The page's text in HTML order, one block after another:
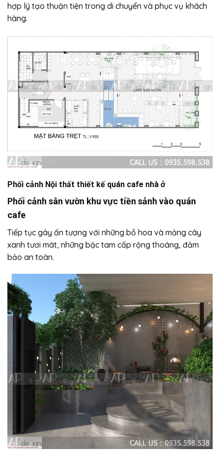
hợp lý tạo thuận tiện trong di chuyển và phục vụ khách
hàng.
Phối cảnh Nội thất thiết kế quán cafe nhà ở
Phối cảnh sân vườn khu vực tiền sảnh vào quán
cafe
Tiếp tục gây ấn tượng với những bồ hoa và mảng cây
xanh tươi mát, những bậc tam cấp rộng thoáng, đảm
bảo an toàn.